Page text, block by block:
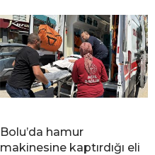
Bolu’da hamur
makinesine kaptırdığı eli